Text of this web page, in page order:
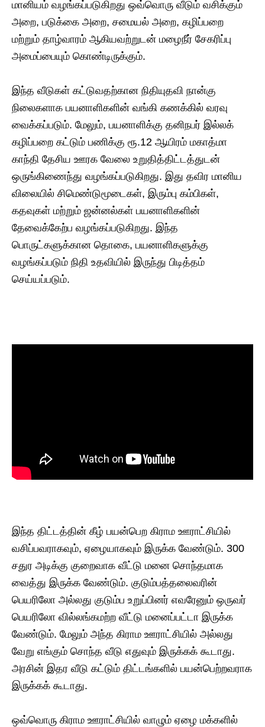
மானியம் வழங்கப்படுகிறது ஒவ்வொரு வீடும் வசிக்கும்
அறை, படுக்கை அறை, சமையல் அறை, கழிப்பறை
மற்றும் தாழ்வாரம் ஆகியவற்றுடன் மழைநீர் சேகரிப்பு
அமைப்பையும் கொண்டிருக்கும்.
இந்த வீடுகள் கட்டுவதற்கான நிதியுதவி நான்கு
நிலைகளாக பயனாளிகளின் வங்கி கணக்கில் வரவு
வைக்கப்படும். மேலும், பயனாளிக்கு தனிநபர் இல்லக்
கழிப்பறை கட்டும் பணிக்கு ரூ.12 ஆயிரம் மகாத்மா
காந்தி தேசிய ஊரக வேலை உறுதித்திட்டத்துடன்
ஒருங்கிணைந்து வழங்கப்படுகிறது. இது தவிர மானிய
விலையில் சிமெண்டுமூடைகள், இரும்பு கம்பிகள்,
கதவுகள் மற்றும் ஜன்னல்கள் பயனாளிகளின்
தேவைக்கேற்ப வழங்கப்படுகிறது. இந்த
பொருட்களுக்கான தொகை, பயனாளிகளுக்கு
வழங்கப்படும் நிதி உதவியில் இருந்து பிடித்தம்
செய்யப்படும்.
இந்த திட்டத்தின் கீழ் பயன்பெற கிராம ஊராட்சியில்
வசிப்பவராகவும், ஏழையாகவும் இருக்க வேண்டும். 300
சதுர அடிக்கு குறைவாக வீட்டு மனை சொந்தமாக
வைத்து இருக்க வேண்டும். குடும்பத்தலைவரின்
பெயரிலோ அல்லது குடும்ப உறுப்பினர் எவரேனும் ஒருவர்
பெயரிலோ வில்லங்கமற்ற வீட்டு மனைப்பட்டா இருக்க
வேண்டும். மேலும் அந்த கிராம ஊராட்சியில் அல்லது
வேறு எங்கும் சொந்த வீடு எதுவும் இருக்கக் கூடாது.
அரசின் இதர வீடு கட்டும் திட்டங்களில் பயன்பெற்றவராக
இருக்கக் கூடாது.
ஒவ்வொரு கிராம ஊராட்சியில் வாழும் ஏழை மக்களில்